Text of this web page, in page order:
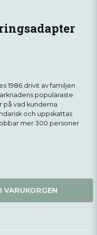
1986 drivit av familjen
populäraste
på vad kunderna
och uppskattas
mer 300 personer
VARUKORGEN